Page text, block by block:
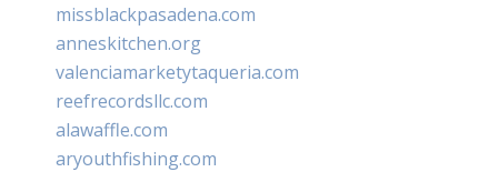
missblackpasadena.com
anneskitchen.org
valenciamarketytaqueria.com
reefrecordsllc.com
alawaffle.com
aryouthfishing.com